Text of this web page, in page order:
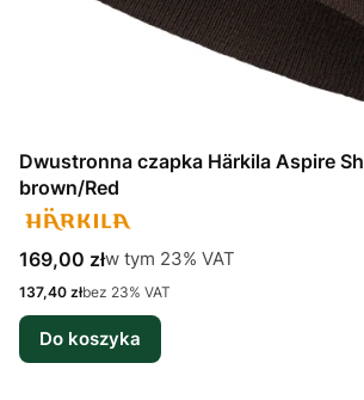
Dwustronna czapka Härkila Aspire
brown/Red
Cena brutto
169,00 złw tym %s VAT
w tym 23% VAT
Cena netto
137,40 złbez 23% VAT
Do koszyka